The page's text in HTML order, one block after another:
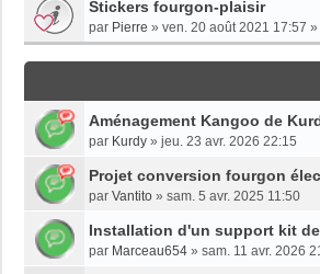
Stickers fourgon-plaisir
par Pierre » ven. 20 août 2021 17:57 »
Aménagement Kangoo de
par Kurdy » jeu. 23 avr. 2026 22:15
Projet conversion fourgon
par Vantito » sam. 5 avr. 2025 11:50
Installation d'un support kit
par Marceau654 » sam. 11 avr. 2026